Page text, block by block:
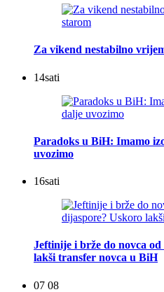
Za vikend nestabilno
14sati
Paradoks u BiH: Imamo
uvozimo
16sati
Jeftinije i brže do novca
lakši transfer novca u BiH
07 08